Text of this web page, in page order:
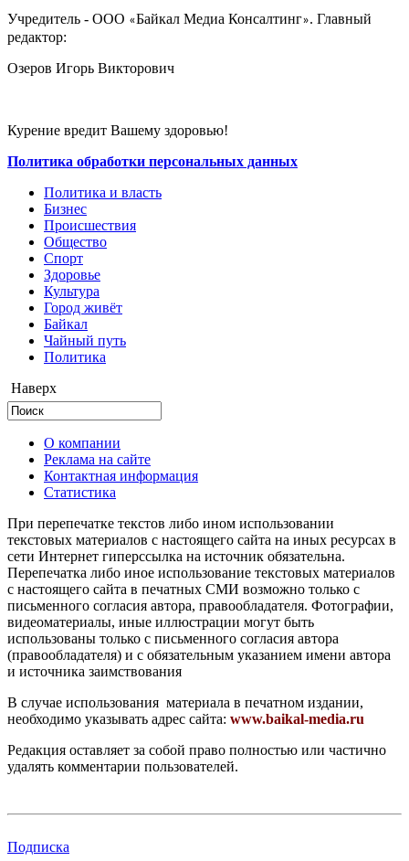
Учредитель - ООО «Байкал Медиа Консалтинг». Главный
редактор:
Озеров Игорь Викторович
Курение вредит Вашему здоровью!
Политика обработки персональных данных
Политика и власть
Бизнес
Происшествия
Общество
Cпорт
Здоровье
Культура
Город живёт
Байкал
Чайный путь
Политика
Наверх
О компании
Реклама на сайте
Контактная информация
Статистика
При перепечатке текстов либо ином использовании
текстовых материалов с настоящего сайта на иных ресурсах в
сети Интернет гиперссылка на источник обязательна.
Перепечатка либо иное использование текстовых материалов
с настоящего сайта в печатных СМИ возможно только с
письменного согласия автора, правообладателя. Фотографии,
видеоматериалы, иные иллюстрации могут быть
использованы только с письменного согласия автора
(правообладателя) и с обязательным указанием имени автора
и источника заимствования
В случае использования материала в печатном издании,
необходимо указывать адрес сайта: www.baikal-media.ru
Редакция оставляет за собой право полностью или частично
удалять комментарии пользователей.
Подписка